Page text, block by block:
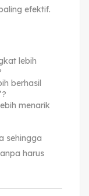
efektif.
lebih
berhasil
menarik
sehingga
harus